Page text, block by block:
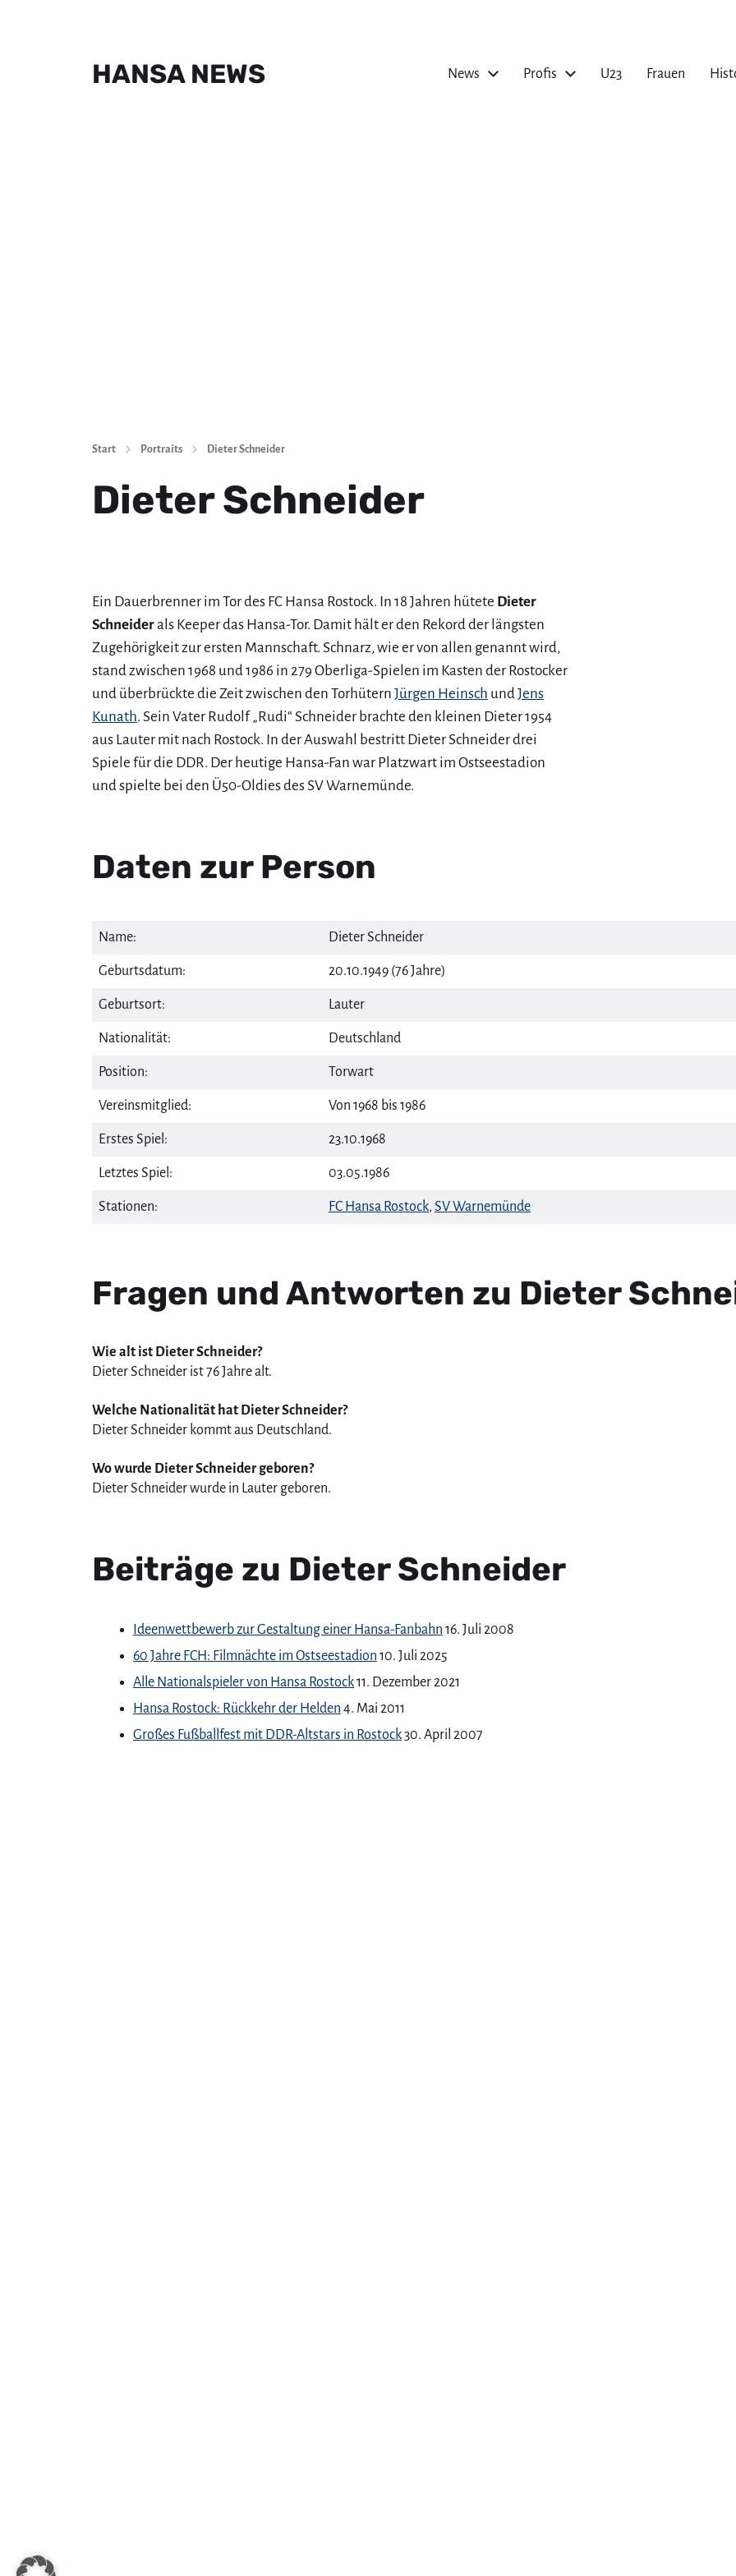
HANSA NEWS News Profis U23 Frauen
Start Portraits Dieter Schneider
Dieter Schneider
Ein Dauerbrenner im Tor des FC Hansa Rostock. In 18 Jahren hütete Dieter
Schneiderals Keeper das Hansa-Tor. Damit hält er den Rekord der längsten
Zugehörigkeit zur ersten Mannschaft. Schnarz, wie er von allen genannt wird,
stand zwischen 1968 und 1986 in 279 Oberliga-Spielen im Kasten der Rostocker
und überbrückte die Zeit zwischen den Torhütern Jürgen Heinsch undJens
Kunath. Sein Vater Rudolf „Rudi“ Schneider brachte den kleinen Dieter 1954
aus Lauter mit nach Rostock. In der Auswahl bestritt Dieter Schneider drei
Spiele für die DDR. Der heutige Hansa-Fan war Platzwart im Ostseestadion
und spielte bei den Ü50-Oldies des SV Warnemünde.
Daten zur Person
Name: Dieter Schneider
Geburtsdatum: 20.10.1949 (76 Jahre)
Geburtsort: Lauter
Nationalität: Deutschland
Position: Torwart
Vereinsmitglied: Von 1968 bis 1986
Erstes Spiel: 23.10.1968
Letztes Spiel: 03.05.1986
Stationen: FC Hansa Rostock, SV Warnemünde
Fragen und Antworten zu Dieter
Wie alt ist Dieter Schneider?
Dieter Schneider ist 76 Jahre alt.
Welche Nationalität hat Dieter Schneider?
Dieter Schneider kommt aus Deutschland.
Wo wurde Dieter Schneider geboren?
Dieter Schneider wurde in Lauter geboren.
Beiträge zu Dieter Schneider
Ideenwettbewerb zur Gestaltung einer Hansa-Fanbahn 16. Juli 2008
60 Jahre FCH: Filmnächte im Ostseestadion 10. Juli 2025
Alle Nationalspieler von Hansa Rostock11. Dezember 2021
Hansa Rostock: Rückkehr der Helden 4. Mai 2011
Großes Fußballfest mit DDR-Altstars in Rostock30. April 2007